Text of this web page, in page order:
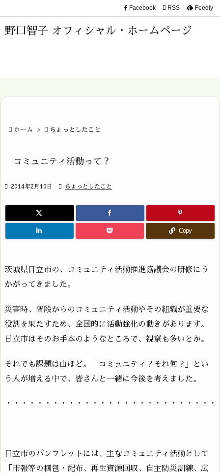
野口智子 オフィシャル・ホームページ

前へ

Facebook  RSS Feedly
 ホーム >  ちょっとしたこと
コミュニティ活動って？
 2014年2月10日  ちょっとしたこと
Copy
茨城県日立市の、コミュニティ活動推進協議会の研修にう
かがってきました。
災害時、普段からのコミュニティ活動やその組織が重要な
役割を果たすため、全国的に活動強化の動きがあります。
日立市はそのお手本のようなところで、視察も多いとか。
それでも課題は山ほど。「コミュニティ？それ何？」とい
う人が増える中で、皆さんと一緒に今後を考えました。
・・・・・・・・・・・・・・・・・・・・・・・・・・
日立市のパンフレットには、主なコミュニティ活動として
「市報等の梱包・配布、再生資源回収、自主防災訓練、広